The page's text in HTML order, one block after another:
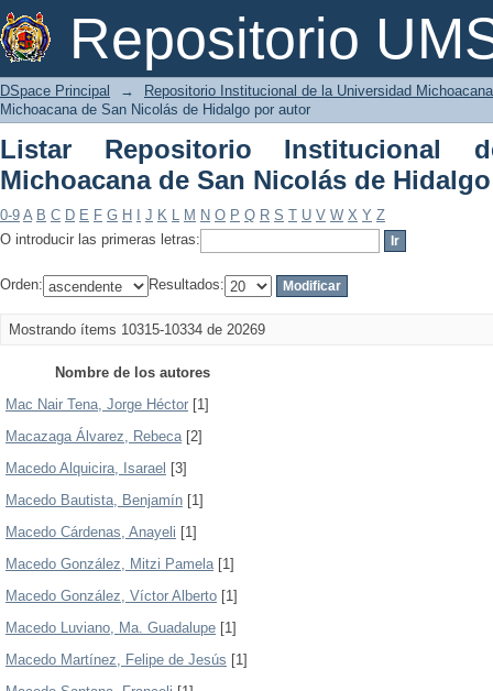
Repositorio
Listar Repositorio Institucional de la
Hidalgo por autor
DSpace Principal →
Repositorio Institucional de la Universidad
Michoacana de San Nicolás de Hidalgo por autor
Listar Repositorio Institucional
Michoacana de San Nicolás de
0-9 A B C D E F G H J K L M N O P Q R S T U V W X Y Z
O introducir las primeras letras:
Orden: Resultados:
Mostrando ítems 10315-10334 de 20269
Nombre de los autores
Mac Nair Tena, Jorge Héctor [1]
Macazaga Álvarez, Rebeca[2]
Macedo Alquicira, Isarael [3]
Macedo Bautista, Benjamín [1]
Macedo Cárdenas, Anayeli [1]
Macedo González, Mitzi Pamela[1]
Macedo González, Víctor Alberto [1]
Macedo Luviano, Ma. Guadalupe [1]
Macedo Martínez, Felipe de Jesús [1]